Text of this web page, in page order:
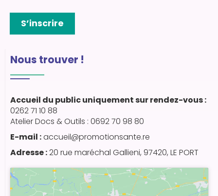
S’inscrire
Nous trouver !
Accueil du public uniquement sur rendez-vous :
0262 71 10 88
Atelier Docs & Outils : 0692 70 98 80
E-mail :accueil@promotionsante.re
Adresse :20 rue maréchal Gallieni, 97420, LE PORT